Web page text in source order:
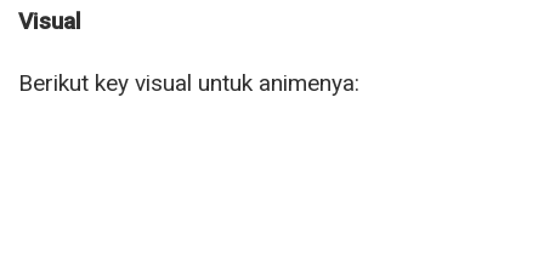
Visual
Berikut key visual untuk animenya: